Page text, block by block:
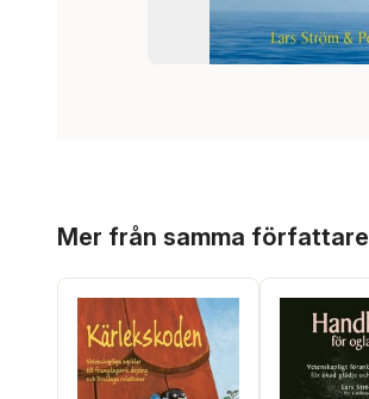
Mer från samma författare